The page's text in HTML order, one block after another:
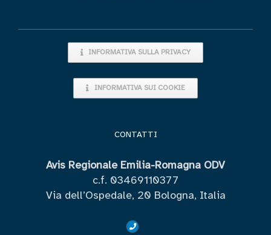
INFORMATIVA SULLA PRIVACY
INFORMATIVA SUI COOKIE
CONTATTI
Avis Regionale Emilia-Romagna ODV
c.f. 03469110377
Via dell’Ospedale, 20 Bologna, Italia